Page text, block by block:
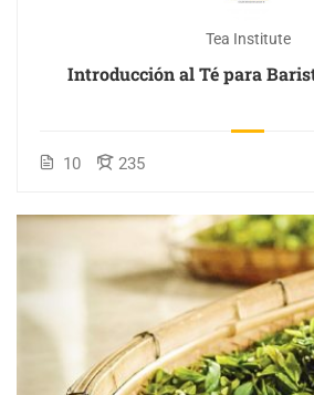
Tea Institute
Introducción al Té para
10 235